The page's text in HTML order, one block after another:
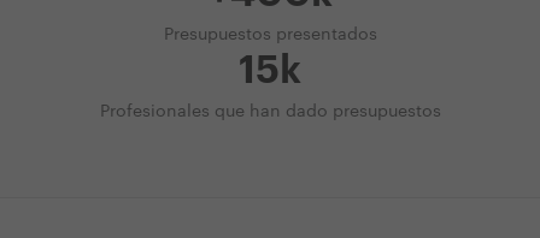
Presupuestos presentados
15k
Profesionales que han dado presupuestos